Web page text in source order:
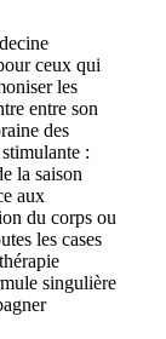
ceux qui
les
entre son
des
:
la saison
aux
du corps ou
les cases
singulière